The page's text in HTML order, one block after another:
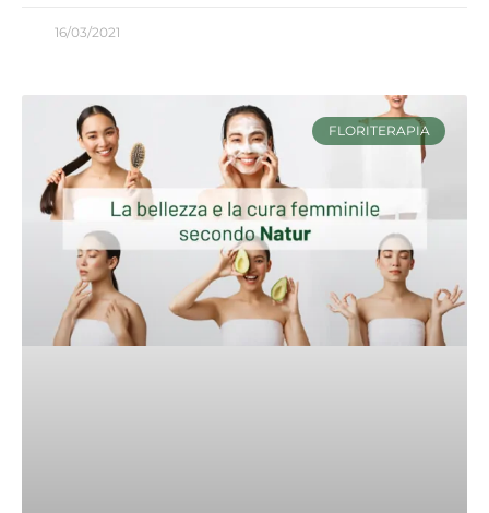
16/03/2021
FLORITERAPIA